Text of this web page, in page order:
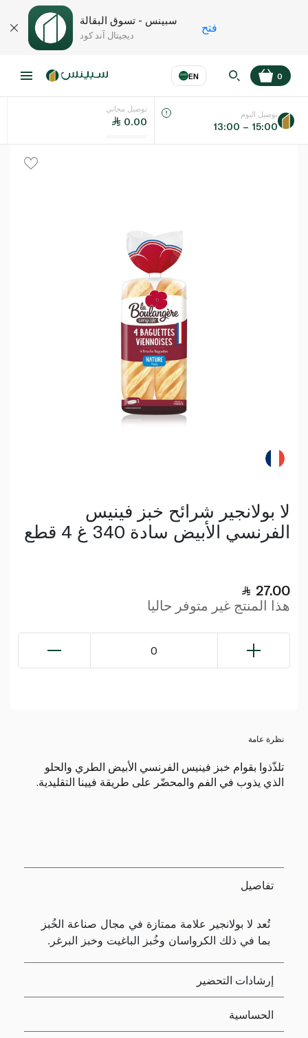
سبينس - تسوق البقالة
ديجيتال آند كود
فتح
EN
اللغة عر
0
توصيل مجاني
0.00
توصيل اليوم
13:00 – 15:00
لا بولانجير شرائح خبز فينيس
الفرنسي الأبيض سادة 340 غ 4 قطع
27.00
هذا المنتج غير متوفر حاليا
0
نظرة عامة
تلذّذوا بقوام خبز فينيس الفرنسي الأبيض الطري والحلو
الذي يذوب في الفم والمحضّر على طريقة فيينا التقليدية.
تفاصيل
تُعد لا بولانجير علامة ممتازة في مجال صناعة الخُبز
بما في ذلك الكرواسان وخُبز الباغيت وخبز البرغر.
إرشادات التحضير
الحساسية